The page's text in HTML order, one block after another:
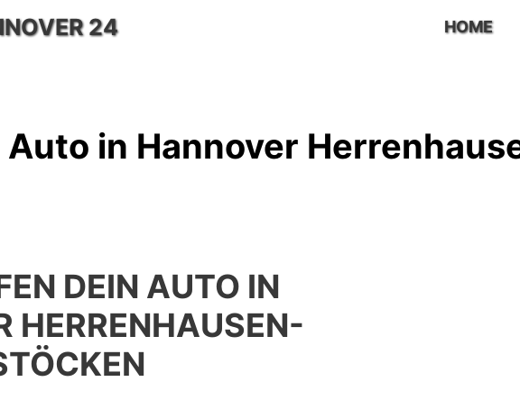
24 HOME
in Hannover
DEIN AUTO IN
HERRENHAUSEN-